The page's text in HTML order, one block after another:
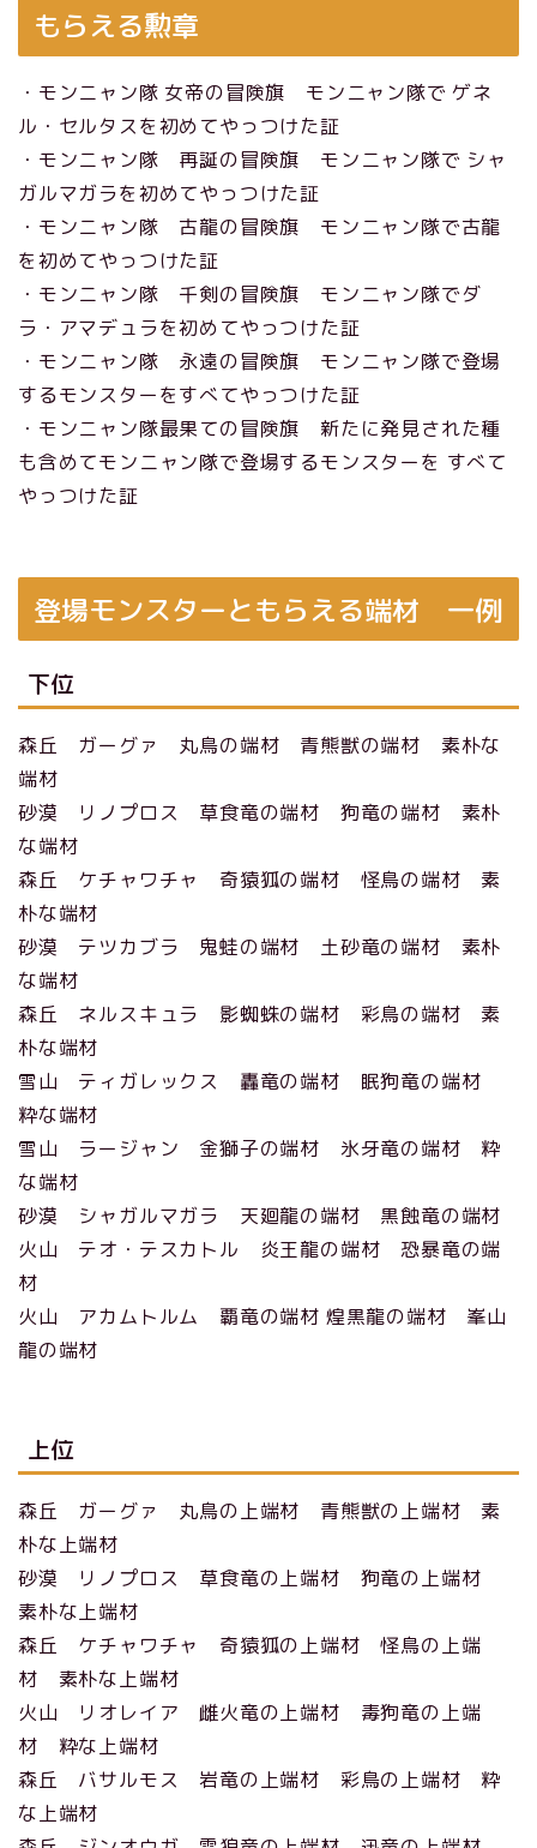
もらえる勲章
・モンニャン隊 女帝の冒険旗 モンニャン隊で ゲネ
ル・セルタスを初めてやっつけた証
・モンニャン隊 再誕の冒険旗 モンニャン隊で シャ
ガルマガラを初めてやっつけた証
・モンニャン隊 古龍の冒険旗 モンニャン隊で古龍
を初めてやっつけた証
・モンニャン隊 千剣の冒険旗 モンニャン隊でダ
ラ・アマデュラを初めてやっつけた証
・モンニャン隊 永遠の冒険旗 モンニャン隊で登場
するモンスターをすべてやっつけた証
・モンニャン隊最果ての冒険旗 新たに発見された種
も含めてモンニャン隊で登場するモンスターを すべて
やっつけた証
登場モンスターともらえる端材 一例
下位
森丘 ガーグァ 丸鳥の端材 青熊獣の端材 素朴な
端材
砂漠 リノプロス 草食竜の端材 狗竜の端材 素朴
な端材
森丘 ケチャワチャ 奇猿狐の端材 怪鳥の端材 素
朴な端材
砂漠 テツカブラ 鬼蛙の端材 土砂竜の端材 素朴
な端材
森丘 ネルスキュラ 影蜘蛛の端材 彩鳥の端材 素
朴な端材
雪山 ティガレックス 轟竜の端材 眠狗竜の端材
粋な端材
雪山 ラージャン 金獅子の端材 氷牙竜の端材 粋
な端材
砂漠 シャガルマガラ 天廻龍の端材 黒蝕竜の端材
火山 テオ・テスカトル 炎王龍の端材 恐暴竜の端
材
火山 アカムトルム 覇竜の端材 煌黒龍の端材 峯山
龍の端材
上位
森丘 ガーグァ 丸鳥の上端材 青熊獣の上端材 素
朴な上端材
砂漠 リノプロス 草食竜の上端材 狗竜の上端材
素朴な上端材
森丘 ケチャワチャ 奇猿狐の上端材 怪鳥の上端
材 素朴な上端材
火山 リオレイア 雌火竜の上端材 毒狗竜の上端
材 粋な上端材
森丘 バサルモス 岩竜の上端材 彩鳥の上端材 粋
な上端材